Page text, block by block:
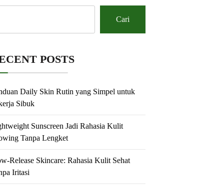
Cari
POSTS
Daily Skin Rutin yang Simpel untuk
Sibuk
Sunscreen Jadi Rahasia Kulit
Tanpa Lengket
Release Skincare: Rahasia Kulit Sehat
Iritasi